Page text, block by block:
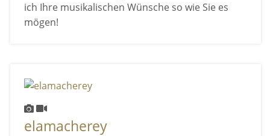
ich Ihre musikalischen Wünsche so wie Sie es
mögen!
elamacherey